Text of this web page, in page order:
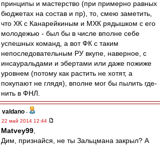
принципы и мастерство (при примерно равных
бюджетах на состав и пр), то, смею заметить,
что ХК с Канарейкиным и МХК рядышком с его
молодежью - был бы в числе вполне себе
успешных команд, а вот ФК с таким
непоследовательным РУ вкупе, наверное, с
инсауральдами и эбертами или даже пожиже
уровнем (потому как растить не хотят, а
покупают не глядя), вполне мог бы пылить где-
нить в ФНЛ.
valdano -
22 май 2014 12:44
Matvey99
Дим, признайся, не ты Зальцмана закрыл? А